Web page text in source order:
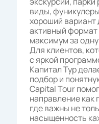
виды,
хороший вариант
активный формат
максимум за
Для клиентов,
с яркой
Капитал Тур
подбор и
Capital Tour
направление как
где важны не
насыщенность